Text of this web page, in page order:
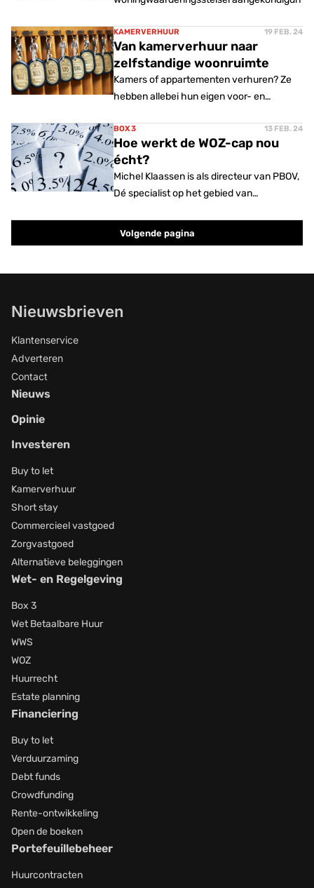
KAMERVERHUUR 19 FEB. 24
Van kamerverhuur naar
zelfstandige woonruimte
Kamers of appartementen verhuren? Ze
hebben allebei hun eigen voor- en
BOX 3 13 FEB. 24
Hoe werkt de WOZ-cap nou
écht?
Michel Klaassen is als directeur van PBOV,
Dé specialist op het gebied van
WOZ- cap écht werkt.
Volgende pagina
Nieuwsbrieven
Klantenservice
Adverteren
Contact
Nieuws
Opinie
Investeren
Buy to let
Kamerverhuur
Short stay
Commercieel vastgoed
Zorgvastgoed
Alternatieve beleggingen
Wet- en Regelgeving
Box 3
Wet Betaalbare Huur
WWS
WOZ
Huurrecht
Estate planning
Financiering
Buy to let
Verduurzaming
Debt funds
Crowdfunding
Rente-ontwikkeling
Open de boeken
Portefeuillebeheer
Huurcontracten